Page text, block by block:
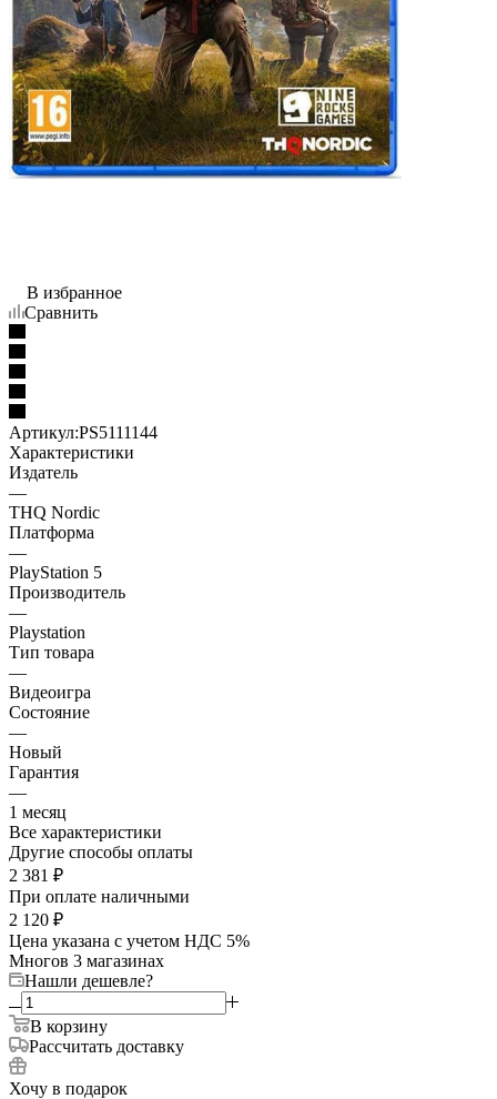
В избранное
Сравнить
Артикул:PS5111144
Характеристики
Издатель
—
THQ Nordic
Платформа
—
PlayStation 5
Производитель
—
Playstation
Тип товара
—
Видеоигра
Состояние
—
Новый
Гарантия
—
1 месяц
Все характеристики
Другие способы оплаты
2 381 ₽
При оплате наличными
2 120 ₽
Цена указана с учетом НДС 5%
Многов 3 магазинах
Нашли дешевле?
В корзину
Рассчитать доставку
Хочу в подарок